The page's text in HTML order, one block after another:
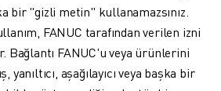
bir "gizli metin" kullanamazsınız.
FANUC tarafından verilen izni
Bağlantı FANUC'u veya ürünlerini
aşağılayıcı veya başka bir